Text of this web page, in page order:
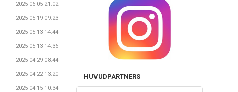
2025-06-05 21:02
2025-05-19 09:23
2025-05-13 14:44
2025-05-13 14:36
2025-04-29 08:44
2025-04-22 13:20
2025-04-15 10:34
HUVUDPARTNERS